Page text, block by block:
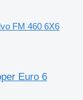
FM 460 6X6
Euro 6